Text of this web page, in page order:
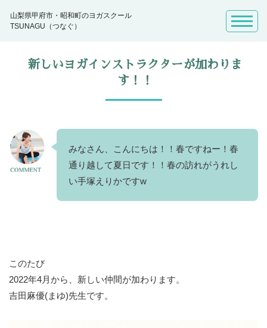
山梨県甲府市・昭和町のヨガスクール
TSUNAGU（つなぐ）
新しいヨガインストラクターが加わりま
す！！
みなさん、こんにちは！！春ですねー！春
通り越して夏日です！！春の訪れがうれし
い手塚えりかですw
このたび
2022年4月から、新しい仲間が加わります。
吉田麻優(まゆ)先生です。